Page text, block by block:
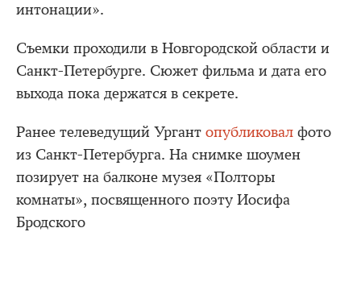
интонации».
Съемки проходили в Новгородской области и
Санкт-Петербурге. Сюжет фильма и дата его
выхода пока держатся в секрете.
Ранее телеведущий Ургант опубликовал фото
из Санкт-Петербурга. На снимке шоумен
позирует на балконе музея «Полторы
комнаты», посвященного поэту Иосифа
Бродского